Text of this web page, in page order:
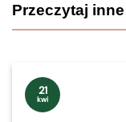
Przeczytaj
21
kwi